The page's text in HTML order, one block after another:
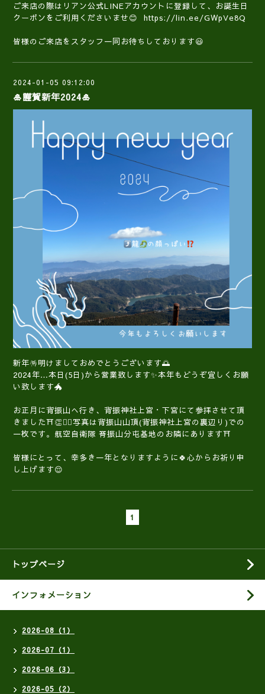
ご来店の際はリアン公式LINEアカウントに登録して、お誕生日
クーポンをご利用くださいませ😊 https://lin.ee/GWpVe8Q
皆様のご来店をスタッフ一同お待ちしております😃
2024-01-05 09:12:00
🎍謹賀新年2024🎍
新年🪅明けましておめでとうございます🌅
2024年…本日(5日)から営業致します✨本年もどうぞ宜しくお願
い致します🐲
お正月に背振山へ行き、背振神社上宮・下宮にて参拝させて頂
きました⛩️👏🙇‍♀️写真は背振山山頂(背振神社上宮の裏辺り)での
一枚です。航空自衛隊 脊振山分屯基地のお隣にあります⛩️
皆様にとって、幸多き一年となりますように🍀心からお祈り申
し上げます😌
1
トップページ
インフォメーション
2026-08（1）
2026-07（1）
2026-06（3）
2026-05（2）